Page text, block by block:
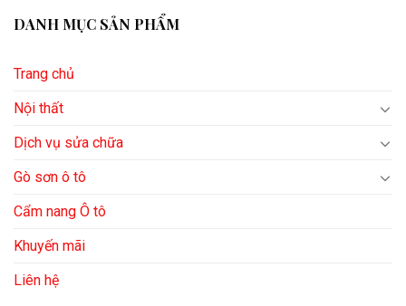
DANH MỤC SẢN PHẨM
Trang chủ
Nội thất
Dịch vụ sửa chữa
Gò sơn ô tô
Cẩm nang Ô tô
Khuyến mãi
Liên hệ